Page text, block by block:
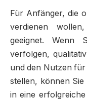
Für Anfänger, die
verdienen
geeignet. Wenn
verfolgen,
und den Nutzen
stellen, können
in eine